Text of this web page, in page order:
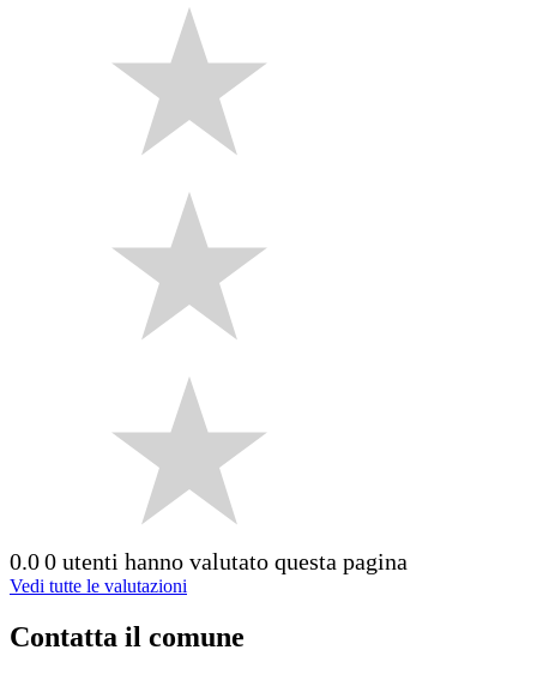
0.00 utenti hanno valutato questa pagina
Vedi tutte le valutazioni
Contatta il comune